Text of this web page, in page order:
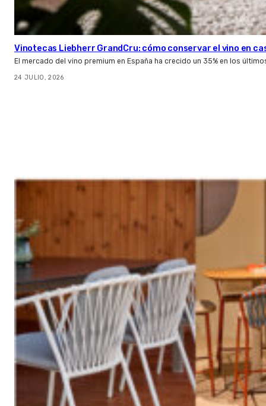
Vinotecas Liebherr GrandCru: cómo conservar el vino en
El mercado del vino premium en España ha crecido un 35% en los
24 JULIO, 2026